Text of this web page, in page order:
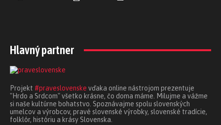
Hlavný partner
Projekt #praveslovenske vďaka online nástrojom prezentuje
"Hrdo a Srdcom" všetko krásne, čo doma máme. Milujme a vážme
si naše kultúrne bohatstvo. Spoznávajme spolu slovenských
umelcov a výrobcov, pravé slovenské výrobky, slovenské tradície,
folklór, históriu a krásy Slovenska.